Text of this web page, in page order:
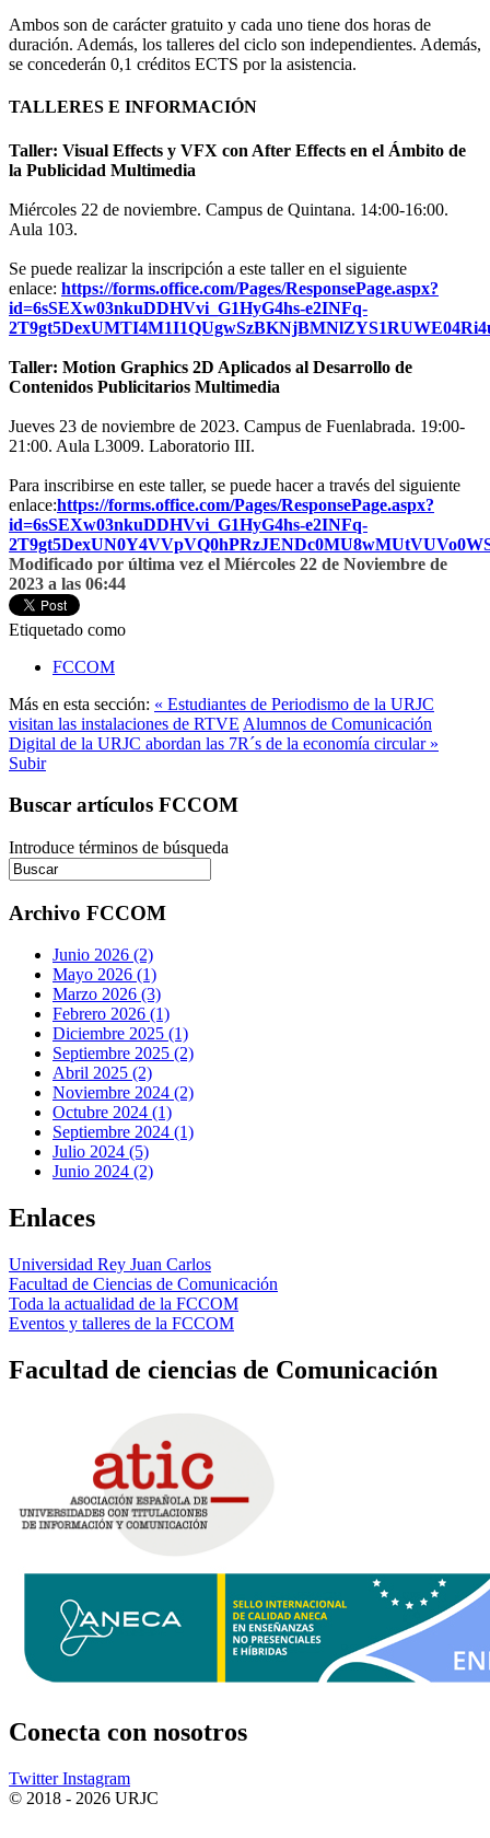
Ambos son de carácter gratuito y cada uno tiene dos horas de
duración. Además, los talleres del ciclo son independientes. Además,
se concederán 0,1 créditos ECTS por la asistencia.
TALLERES E INFORMACIÓN
Taller: Visual Effects y VFX con After Effects en el Ámbito de
la Publicidad Multimedia
Miércoles 22 de noviembre. Campus de Quintana. 14:00-16:00.
Aula 103.
Se puede realizar la inscripción a este taller en el siguiente
enlace: https://forms.office.com/Pages/ResponsePage.aspx?
id=6sSEXw03nkuDDHVvi_G1HyG4hs-e2INFq-
Taller: Motion Graphics 2D Aplicados al Desarrollo de
Contenidos Publicitarios Multimedia
Jueves 23 de noviembre de 2023. Campus de Fuenlabrada. 19:00-
21:00. Aula L3009. Laboratorio III.
Para inscribirse en este taller, se puede hacer a través del siguiente
enlace:https://forms.office.com/Pages/ResponsePage.aspx?
id=6sSEXw03nkuDDHVvi_G1HyG4hs-e2INFq-
Modificado por última vez el Miércoles 22 de Noviembre de
2023 a las 06:44
Etiquetado como
FCCOM
Más en esta sección: « Estudiantes de Periodismo de la URJC
visitan las instalaciones de RTVE Alumnos de Comunicación
Digital de la URJC abordan las 7R´s de la economía circular »
Subir
Buscar artículos FCCOM
Introduce términos de búsqueda
Archivo FCCOM
Junio 2026 (2)
Mayo 2026 (1)
Marzo 2026 (3)
Febrero 2026 (1)
Diciembre 2025 (1)
Septiembre 2025 (2)
Abril 2025 (2)
Noviembre 2024 (2)
Octubre 2024 (1)
Septiembre 2024 (1)
Julio 2024 (5)
Junio 2024 (2)
Enlaces
Universidad Rey Juan Carlos
Facultad de Ciencias de Comunicación
Toda la actualidad de la FCCOM
Eventos y talleres de la FCCOM
Facultad de ciencias de Comunicación
Conecta con nosotros
Twitter Instagram
© 2018 - 2026 URJC